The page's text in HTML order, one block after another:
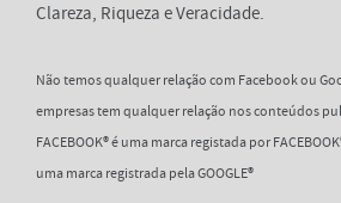
Clareza, Riqueza e Veracidade.
Não temos qualquer relação com Facebook ou
empresas tem qualquer relação nos conteúdos
FACEBOOK® é uma marca registada por
uma marca registrada pela GOOGLE®